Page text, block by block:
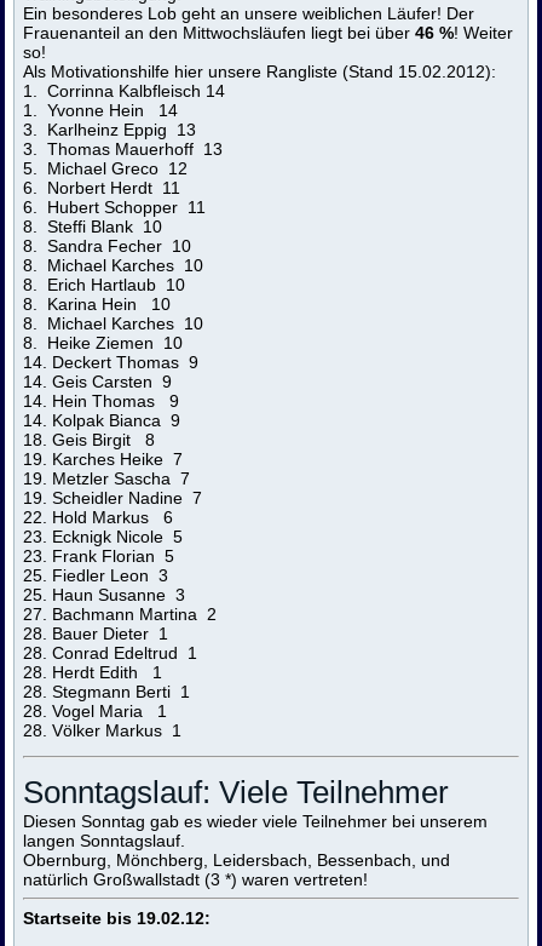
Ein besonderes Lob geht an unsere weiblichen Läufer! Der
Frauenanteil an den Mittwochsläufen liegt bei über46 %! Weiter
so!
Als Motivationshilfe hier unsere Rangliste (Stand 15.02.2012):
1. Corrinna Kalbfleisch 14
1. Yvonne Hein 14
3. Karlheinz Eppig 13
3. Thomas Mauerhoff 13
5. Michael Greco 12
6. Norbert Herdt 11
6. Hubert Schopper 11
8. Steffi Blank 10
8. Sandra Fecher 10
8. Michael Karches 10
8. Erich Hartlaub 10
8. Karina Hein 10
8. Michael Karches 10
8. Heike Ziemen 10
14. Deckert Thomas 9
14. Geis Carsten 9
14. Hein Thomas 9
14. Kolpak Bianca 9
18. Geis Birgit 8
19. Karches Heike 7
19. Metzler Sascha 7
19. Scheidler Nadine 7
22. Hold Markus 6
23. Ecknigk Nicole 5
23. Frank Florian 5
25. Fiedler Leon 3
25. Haun Susanne 3
27. Bachmann Martina 2
28. Bauer Dieter 1
28. Conrad Edeltrud 1
28. Herdt Edith 1
28. Stegmann Berti 1
28. Vogel Maria 1
28. Völker Markus 1
Sonntagslauf: Viele Teilnehmer
Diesen Sonntag gab es wieder viele Teilnehmer bei unserem
langen Sonntagslauf.
Obernburg, Mönchberg, Leidersbach, Bessenbach, und
natürlich Großwallstadt (3 *) waren vertreten!
Startseite bis 19.02.12: